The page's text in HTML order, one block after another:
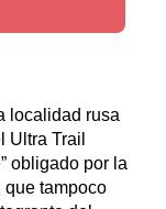
localidad rusa
Ultra Trail
obligado por la
que tampoco